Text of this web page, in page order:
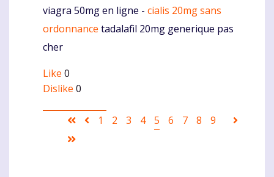
Komentaras
viagra 50mg en ligne - cialis 20mg sans
ordonnance tadalafil 20mg generique pas
cher
Like 0
Dislike 0
Pagination
First Ankstesnis
Puslapis
1 Puslapis
2 Puslapis
3 Puslapis
4
Current
5 Puslapis
6 Puslapis
7 Puslapis
8 Puslapis
9